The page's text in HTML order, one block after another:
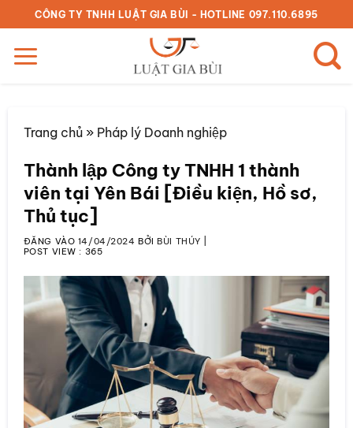
qua
nội
dung
CÔNG TY TNHH LUẬT GIA BÙI - HOTLINE 097.110.6895
Trang chủ» Pháp lý Doanh nghiệp
Thành lập Công ty TNHH 1 thành
viên tại Yên Bái [Điều kiện, Hồ sơ,
Thủ tục]
ĐĂNG VÀO 14/04/2024 BỞIBÙI THÚY
POST VIEW : 365